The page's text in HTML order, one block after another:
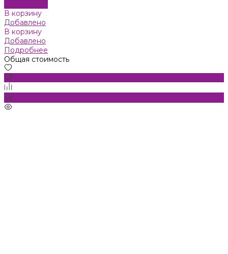
В корзину
Добавлено
В корзину
Добавлено
Подробнее
Общая стоимость